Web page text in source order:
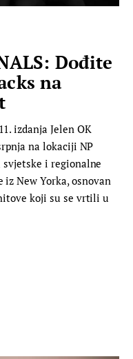
Dođite
na
izdanja Jelen OK
na lokaciji NP
i regionalne
New Yorka, osnovan
koji su se vrtili u